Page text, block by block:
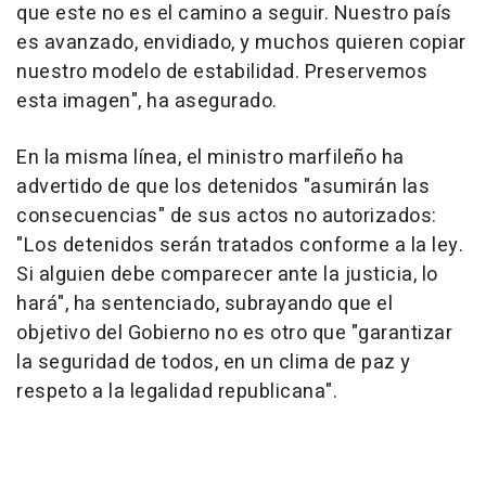
que este no es el camino a seguir. Nuestro país
es avanzado, envidiado, y muchos quieren copiar
nuestro modelo de estabilidad. Preservemos
esta imagen", ha asegurado.
En la misma línea, el ministro marfileño ha
advertido de que los detenidos "asumirán las
consecuencias" de sus actos no autorizados:
"Los detenidos serán tratados conforme a la ley.
Si alguien debe comparecer ante la justicia, lo
hará", ha sentenciado, subrayando que el
objetivo del Gobierno no es otro que "garantizar
la seguridad de todos, en un clima de paz y
respeto a la legalidad republicana".